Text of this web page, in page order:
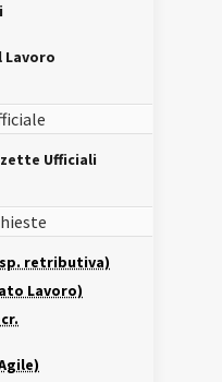
Lavoro
Ufficiali
retributiva)
Lavoro)